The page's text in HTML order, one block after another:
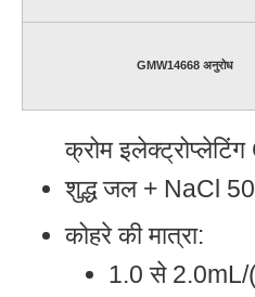
GMW14668 अनुरोध
क्रोम
शुद्ध जल + NaCl
कोहरे की मात्रा:
1.0 से 2.0mL/